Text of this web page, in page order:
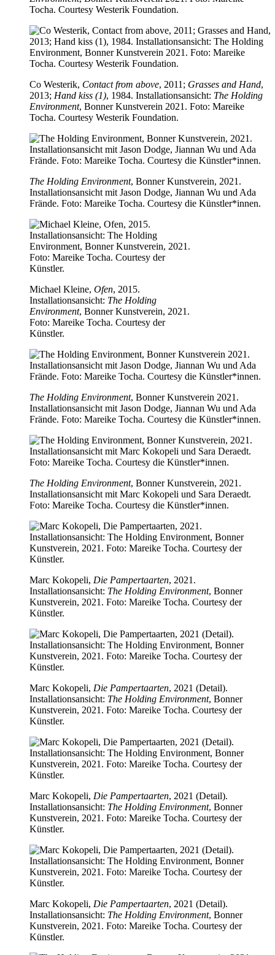
Tocha. Courtesy Westerik Foundation.
Co Westerik, Contact from above, 2011; Grasses and Hand,
2013; Hand kiss (1), 1984. Installationsansicht: The Holding
Environment, Bonner Kunstverein 2021. Foto: Mareike
Tocha. Courtesy Westerik Foundation.
The Holding Environment, Bonner Kunstverein, 2021.
Installationsansicht mit Jason Dodge, Jiannan Wu und Ada
Frände. Foto: Mareike Tocha. Courtesy die Künstler*innen.
Michael Kleine, Ofen, 2015.
Installationsansicht: The Holding
Environment, Bonner Kunstverein, 2021.
Foto: Mareike Tocha. Courtesy der
Künstler.
The Holding Environment, Bonner Kunstverein 2021.
Installationsansicht mit Jason Dodge, Jiannan Wu und Ada
Frände. Foto: Mareike Tocha. Courtesy die Künstler*innen.
The Holding Environment, Bonner Kunstverein, 2021.
Installationsansicht mit Marc Kokopeli und Sara Deraedt.
Foto: Mareike Tocha. Courtesy die Künstler*innen.
Marc Kokopeli, Die Pampertaarten, 2021.
Installationsansicht: The Holding Environment, Bonner
Kunstverein, 2021. Foto: Mareike Tocha. Courtesy der
Künstler.
Marc Kokopeli, Die Pampertaarten, 2021 (Detail).
Installationsansicht: The Holding Environment, Bonner
Kunstverein, 2021. Foto: Mareike Tocha. Courtesy der
Künstler.
Marc Kokopeli, Die Pampertaarten, 2021 (Detail).
Installationsansicht: The Holding Environment, Bonner
Kunstverein, 2021. Foto: Mareike Tocha. Courtesy der
Künstler.
Marc Kokopeli, Die Pampertaarten, 2021 (Detail).
Installationsansicht: The Holding Environment, Bonner
Kunstverein, 2021. Foto: Mareike Tocha. Courtesy der
Künstler.